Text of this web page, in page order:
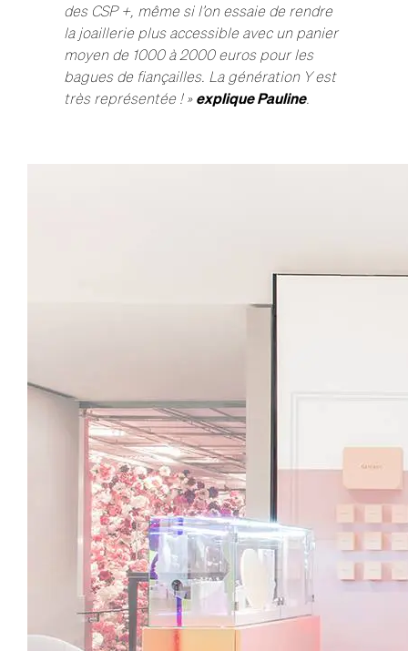
des CSP +, même si l’on essaie de rendre
la joaillerie plus accessible avec un panier
moyen de 1000 à 2000 euros pour les
bagues de fiançailles. La génération Y est
très représentée ! » explique Pauline.